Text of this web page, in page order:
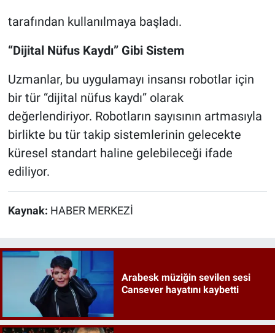
tarafından kullanılmaya başladı.
“Dijital Nüfus Kaydı” Gibi Sistem
Uzmanlar, bu uygulamayı insansı robotlar için
bir tür “dijital nüfus kaydı” olarak
değerlendiriyor. Robotların sayısının artmasıyla
birlikte bu tür takip sistemlerinin gelecekte
küresel standart haline gelebileceği ifade
ediliyor.
Kaynak: HABER MERKEZİ
Arabesk müziğin sevilen sesi
Cansever hayatını kaybetti